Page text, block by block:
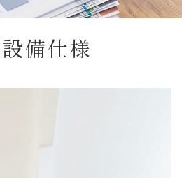
設備仕様